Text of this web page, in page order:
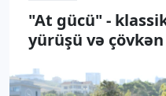
"At gücü" -
yürüşü və